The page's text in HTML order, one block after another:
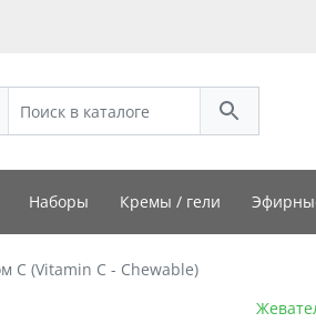
Наборы Кремы / гели
С (Vitamin C - Chewable)